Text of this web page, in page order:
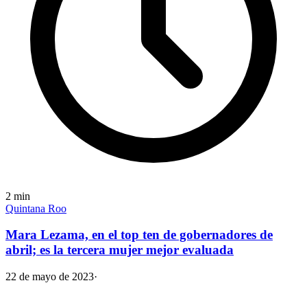
2 min
Quintana Roo
Mara Lezama, en el top ten de gobernadores de
abril; es la tercera mujer mejor evaluada
22 de mayo de 2023·